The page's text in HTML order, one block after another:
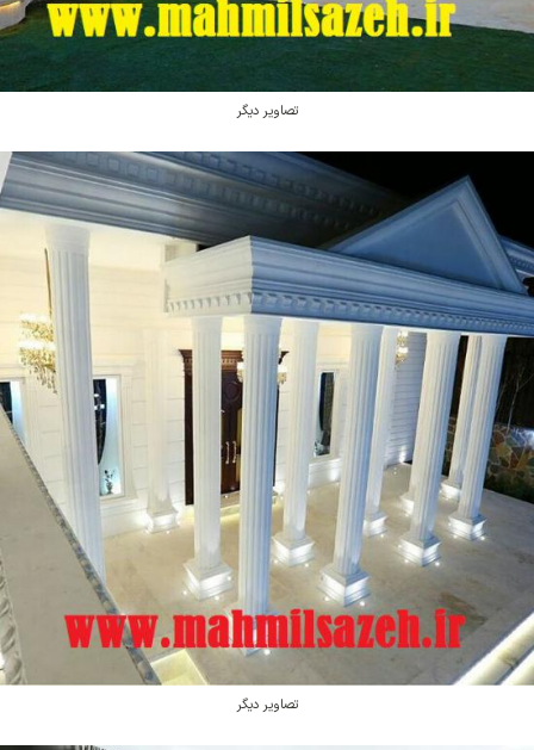
تصاویر دیگر
تصاویر دیگر